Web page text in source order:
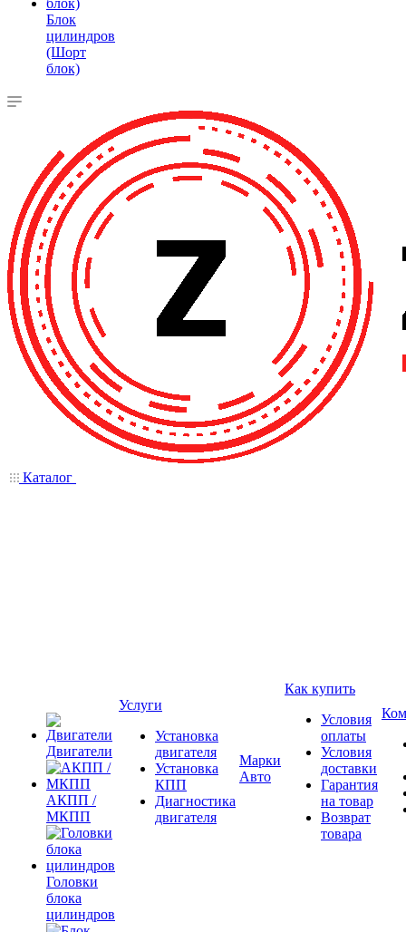
Блок
цилиндров
(Шорт
блок)
Каталог
Двигатели
АКПП /
МКПП
Головки
блока
цилиндров
Услуги
Установка
двигателя
Установка
КПП
Диагностика
двигателя
Марки
Авто
Как купить
Условия
оплаты
Условия
доставки
Гарантия
на товар
Возврат
товара